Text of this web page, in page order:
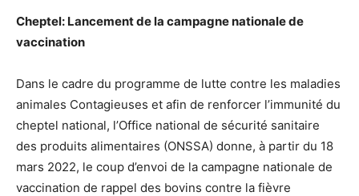
Cheptel: Lancement de la campagne nationale de
vaccination
Dans le cadre du programme de lutte contre les maladies
animales Contagieuses et afin de renforcer l’immunité du
cheptel national, l’Office national de sécurité sanitaire
des produits alimentaires (ONSSA) donne, à partir du 18
mars 2022, le coup d’envoi de la campagne nationale de
vaccination de rappel des bovins contre la fièvre